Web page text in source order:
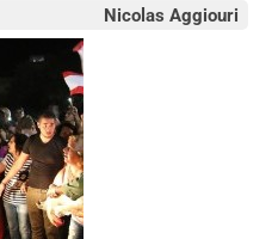
Nicolas Aggiouri